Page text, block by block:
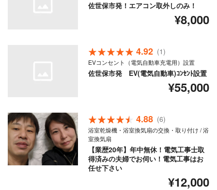
佐世保市発！エアコン取外しのみ！
¥8,000
4.92 (1)
EVコンセント（電気自動車充電用）設置
佐世保市発 EV(電気自動車)ｺﾝｾﾝﾄ設置
¥55,000
4.88 (6)
浴室乾燥機・浴室換気扇の交換・取り付け / 浴
室換気扇
【業歴20年】年中無休！電気工事士取
得済みの夫婦でお伺い！電気工事はお
任せ下さい
¥12,000